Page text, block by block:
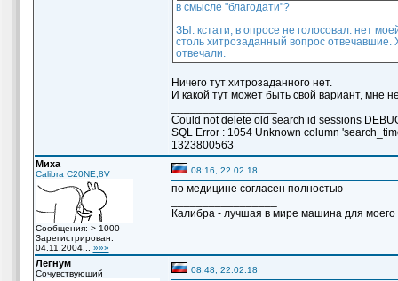
в смысле "благодати"?
ЗЫ. кстати, в опросе не голосовал: нет
столь хитрозаданный вопрос отвечавшие.
отвечали.
Ничего тут хитрозаданного нет.
И какой тут может быть свой вариант, мне
Could not delete old search id sessions
SQL Error : 1054 Unknown column
1323800563
Миха
Calibra C20NE,8V
Сообщения: > 1000
Зарегистрирован:
04.11.2004... »»»
08:16, 22.02.18
по медицине согласен полностью
Калибра - лучшая в мире машина для моего
Легнум
Сочувствующий 08:48, 22.02.18